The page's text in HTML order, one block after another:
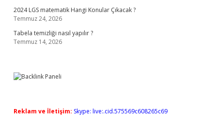
2024 LGS matematik Hangi Konular Çıkacak ?
Temmuz 24, 2026
Tabela temizliği nasıl yapılır ?
Temmuz 14, 2026
Reklam ve İletişim: Skype: live:.cid.575569c608265c69